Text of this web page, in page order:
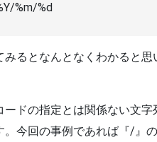
%m/%d
みるとなんとなくわかると
ードの指定とは関係ない文
。今回の事例であれば『/』